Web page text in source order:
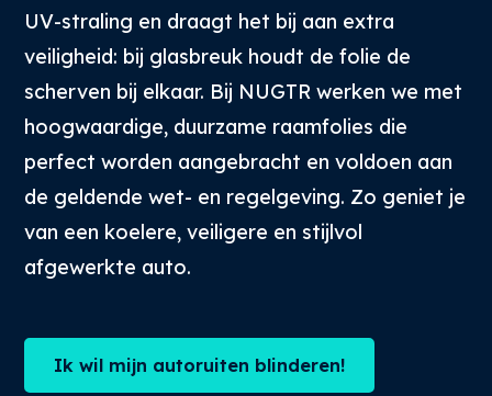
UV-straling en draagt het bij aan extra
veiligheid: bij glasbreuk houdt de folie de
scherven bij elkaar. Bij NUGTR werken we met
hoogwaardige, duurzame raamfolies die
perfect worden aangebracht en voldoen aan
de geldende wet- en regelgeving. Zo geniet je
van een koelere, veiligere en stijlvol
afgewerkte auto.
Ik wil mijn autoruiten blinderen!